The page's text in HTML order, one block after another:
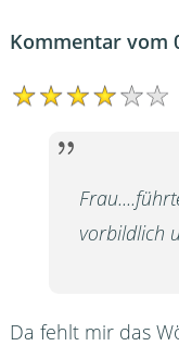
Kommentar vom
vorbildlich
Da fehlt mir das